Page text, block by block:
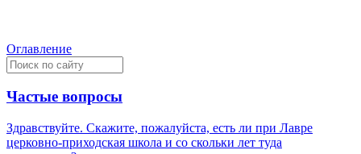
Оглавление
Частые вопросы
Здравствуйте. Скажите, пожалуйста, есть ли при Лавре
церковно-приходская школа и со скольки лет туда